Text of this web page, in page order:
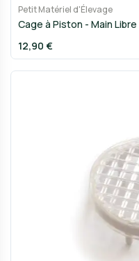
Petit Matériel d'Élevage
Cage à Piston - Main Libre
12,90 €